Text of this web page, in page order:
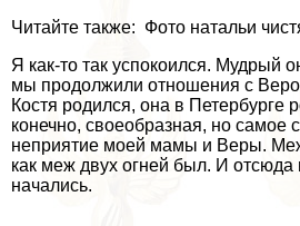
Читайте также: Фото натальи
Я как-то так успокоился. Мудрый
мы продолжили отношения с
Костя родился, она в Петербурге
конечно, своеобразная, но самое
неприятие моей мамы и Веры.
как меж двух огней был. И отсюда
начались.